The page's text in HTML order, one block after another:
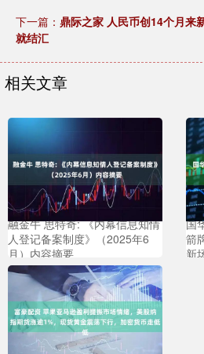
下一篇： 鼎际之家 人民币创14个月来
就结汇
相关文章
融金牛 思特奇: 《内幕信息知情
人登记备案制度》（2025年6
月）内容摘要
国
箭
新